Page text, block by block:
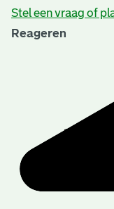
Stel een vraag of
Reageren